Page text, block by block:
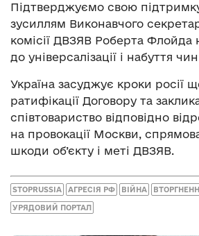
Підтверджуємо свою
зусиллям Виконавчого
комісії ДВЗЯВ Роберта Флойда
до універсалізації і набуття
Україна засуджує кроки росії
ратифікації Договору та
співтовариство відповідно
на провокації Москви,
шкоди об’єкту і меті ДВЗЯВ.
STOPRUSSIA АГРЕСІЯ РФ ВІЙНА
УРЯДОВИЙ ПОРТАЛ